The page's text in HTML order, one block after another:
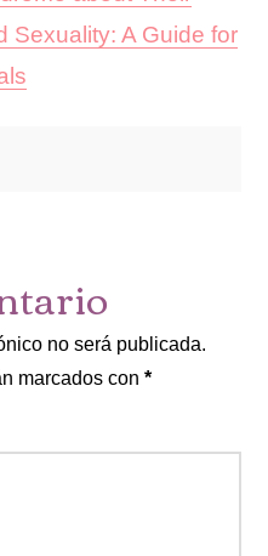
Sexuality: A Guide for
no será publicada.
marcados con*